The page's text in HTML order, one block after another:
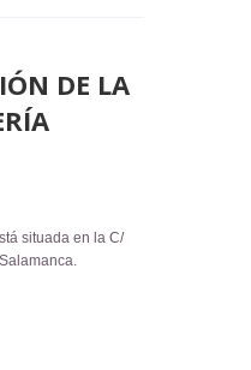
DE LA
situada en la C/